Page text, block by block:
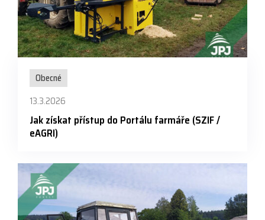
Obecné
13.3.2026
Jak získat přístup do Portálu farmáře (SZIF /
eAGRI)